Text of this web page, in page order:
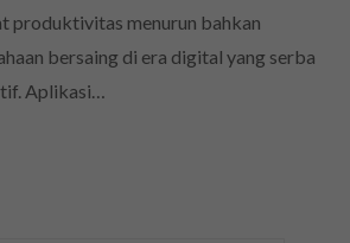
produktivitas menurun bahkan
bersaing di era digital yang serba
Aplikasi…